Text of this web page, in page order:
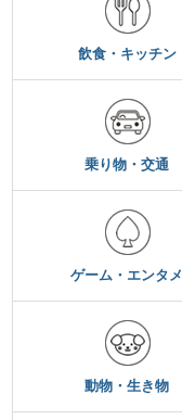
飲食・キッチン
乗り物・交通
ゲーム・エンタメ
動物・生き物